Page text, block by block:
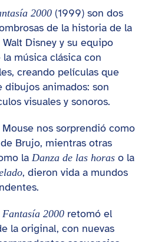
2000(1999) son dos
de la historia de la
Disney y su equipo
música clásica con
creando películas que
dibujos animados: son
visuales y sonoros.
nos sorprendió como
Brujo, mientras otras
la Danza de las horaso la
, dieron vida a mundos
Fantasía 2000retomó el
la original, con nuevas